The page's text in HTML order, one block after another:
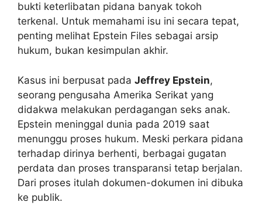
bukti keterlibatan pidana banyak tokoh
terkenal. Untuk memahami isu ini secara tepat,
penting melihat Epstein Files sebagai arsip
hukum, bukan kesimpulan akhir.
Kasus ini berpusat pada Jeffrey Epstein,
seorang pengusaha Amerika Serikat yang
didakwa melakukan perdagangan seks anak.
Epstein meninggal dunia pada 2019 saat
menunggu proses hukum. Meski perkara pidana
terhadap dirinya berhenti, berbagai gugatan
perdata dan proses transparansi tetap berjalan.
Dari proses itulah dokumen-dokumen ini dibuka
ke publik.